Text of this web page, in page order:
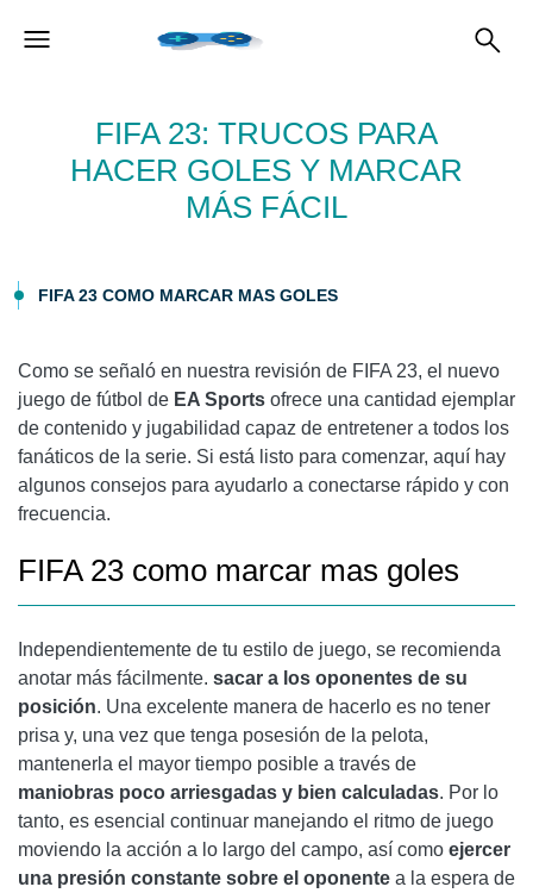
FIFA 23: TRUCOS PARA
HACER GOLES Y MARCAR
MÁS FÁCIL
FIFA 23 COMO MARCAR MAS GOLES
Como se señaló en nuestra revisión de FIFA 23, el nuevo
juego de fútbol de EA Sports ofrece una cantidad ejemplar
de contenido y jugabilidad capaz de entretener a todos los
fanáticos de la serie. Si está listo para comenzar, aquí hay
algunos consejos para ayudarlo a conectarse rápido y con
frecuencia.
FIFA 23 como marcar mas goles
Independientemente de tu estilo de juego, se recomienda
anotar más fácilmente. sacar a los oponentes de su
posición. Una excelente manera de hacerlo es no tener
prisa y, una vez que tenga posesión de la pelota,
mantenerla el mayor tiempo posible a través de
maniobras poco arriesgadas y bien calculadas. Por lo
tanto, es esencial continuar manejando el ritmo de juego
moviendo la acción a lo largo del campo, así como ejercer
una presión constante sobre el oponente a la espera de